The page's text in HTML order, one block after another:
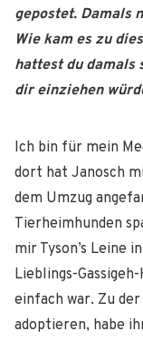
gepostet. Damals
Wie kam es zu
hattest du damals
dir einziehen
Ich bin für mein
dort hat Janosch
dem Umzug
Tierheimhunden
mir Tyson’s Leine
Lieblings-
einfach war. Zu
adoptieren, habe